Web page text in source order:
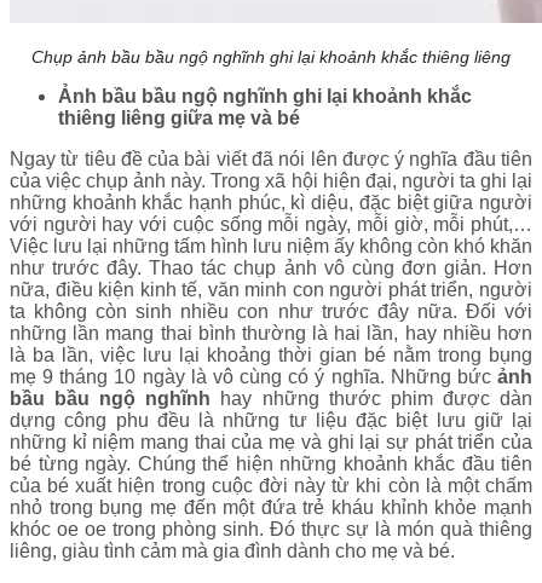
Chụp ảnh bầu bầu ngộ nghĩnh ghi lại khoảnh khắc thiêng liêng
Ảnh bầu bầu ngộ nghĩnh ghi lại khoảnh khắc
thiêng liêng giữa mẹ và bé
Ngay từ tiêu đề của bài viết đã nói lên được ý nghĩa đầu tiên
của việc chụp ảnh này. Trong xã hội hiện đại, người ta ghi lại
những khoảnh khắc hạnh phúc, kì diệu, đặc biệt giữa người
với người hay với cuộc sống mỗi ngày, mỗi giờ, mỗi phút,…
Việc lưu lại những tấm hình lưu niệm ấy không còn khó khăn
như trước đây. Thao tác chụp ảnh vô cùng đơn giản. Hơn
nữa, điều kiện kinh tế, văn minh con người phát triển, người
ta không còn sinh nhiều con như trước đây nữa. Đối với
những lần mang thai bình thường là hai lần, hay nhiều hơn
là ba lần, việc lưu lại khoảng thời gian bé nằm trong bụng
mẹ 9 tháng 10 ngày là vô cùng có ý nghĩa. Những bức ảnh
bầu bầu ngộ nghĩnh hay những thước phim được dàn
dựng công phu đều là những tư liệu đặc biệt lưu giữ lại
những kỉ niệm mang thai của mẹ và ghi lại sự phát triển của
bé từng ngày. Chúng thể hiện những khoảnh khắc đầu tiên
của bé xuất hiện trong cuộc đời này từ khi còn là một chấm
nhỏ trong bụng mẹ đến một đứa trẻ kháu khỉnh khỏe mạnh
khóc oe oe trong phòng sinh. Đó thực sự là món quà thiêng
liêng, giàu tình cảm mà gia đình dành cho mẹ và bé.